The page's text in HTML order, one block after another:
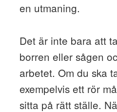
en utmaning.
Det är inte bara att
borren eller sågen
arbetet. Om du ska
exempelvis ett rör
sitta på rätt ställe.